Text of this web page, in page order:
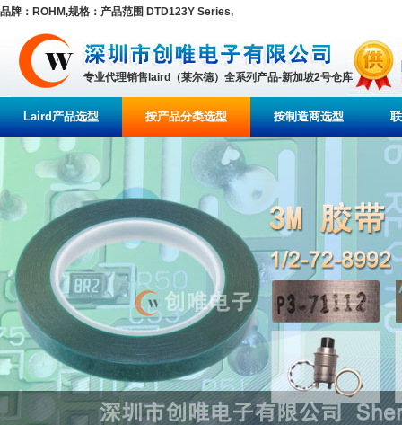
品牌：ROHM,规格：产品范围 DTD123Y Series,
专业代理销售laird（莱尔德）全系列产品-新加坡2号仓库
Laird产品选型 按产品分类选型 按制造商选型